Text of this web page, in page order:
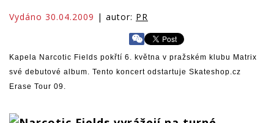
Vydáno 30.04.2009 | autor: PR
Kapela Narcotic Fields pokřtí 6. května v pražském klubu Matrix
své debutové album. Tento koncert odstartuje Skateshop.cz
Erase Tour 09.